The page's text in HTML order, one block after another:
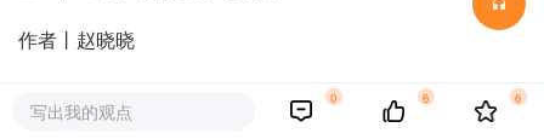
作者丨赵晓晓
写出我的观点
0 6 6